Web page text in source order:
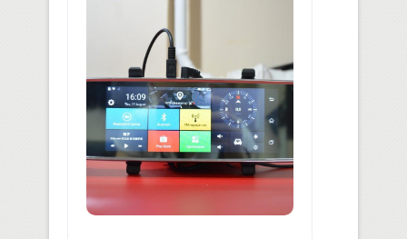
камеры Видео: FULL HD
1920x1080P, 30 кадров/сек Режим
фото G сенсор Циклическая […]